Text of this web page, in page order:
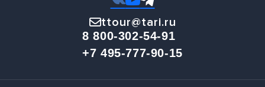
ttour@tari.ru
8 800-302-54-91
+7 495-777-90-15